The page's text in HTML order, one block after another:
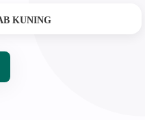
KUNING